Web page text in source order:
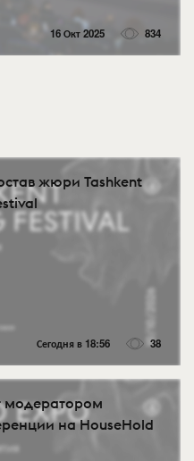
16 Окт 2025 834
жюри Tashkent
Сегодня в 18:56 38
модератором
на HouseHold